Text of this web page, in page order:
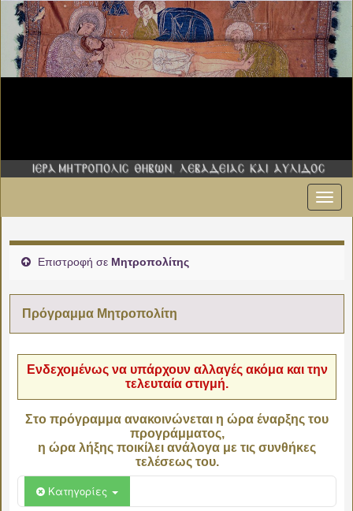
Επιστροφή σε Μητροπολίτης
Πρόγραμμα Μητροπολίτη
Ενδεχομένως να υπάρχουν αλλαγές ακόμα και την
τελευταία στιγμή.
Στο πρόγραμμα ανακοινώνεται η ώρα έναρξης του
προγράμματος,
η ώρα λήξης ποικίλει ανάλογα με τις συνθήκες
τελέσεως του.
Κατηγορίες